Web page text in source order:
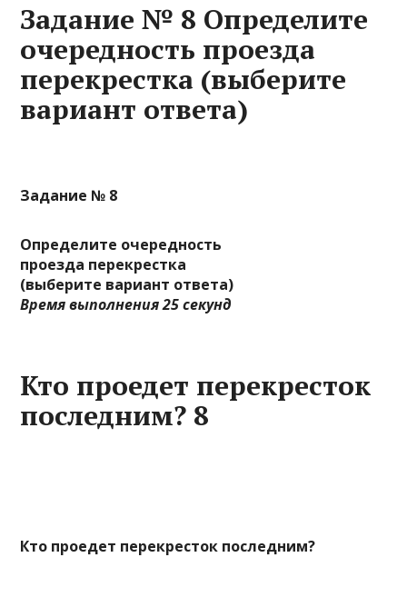
Задание № 8 Определите
очередность проезда
перекрестка (выберите
вариант ответа)
Задание № 8
Определите очередность
проезда перекрестка
(выберите вариант ответа)
Время выполнения 25 секунд
Кто проедет перекресток
последним? 8
Кто проедет перекресток последним?